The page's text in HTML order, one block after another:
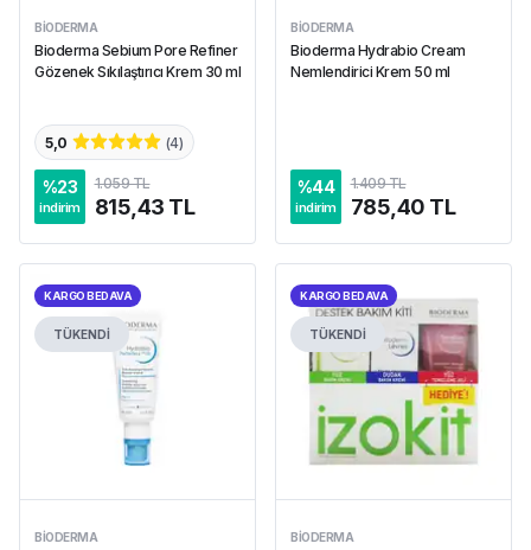
BIODERMA
Bioderma Sebium Pore Refiner
Gözenek Sıkılaştırıcı Krem 30 ml
5,0 (4)
%23
indirim
1.059 TL
815,43 TL
BIODERMA
Bioderma Hydrabio Cream
Nemlendirici Krem 50 ml
%44
indirim
1.409 TL
785,40 TL
KARGO BEDAVA
TÜKENDİ
BIODERMA
KARGO BEDAVA
TÜKENDİ
BIODERMA